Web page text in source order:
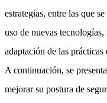
estrategias, entre las que
uso de nuevas
adaptación de las prácticas
A continuación, se
mejorar su postura de